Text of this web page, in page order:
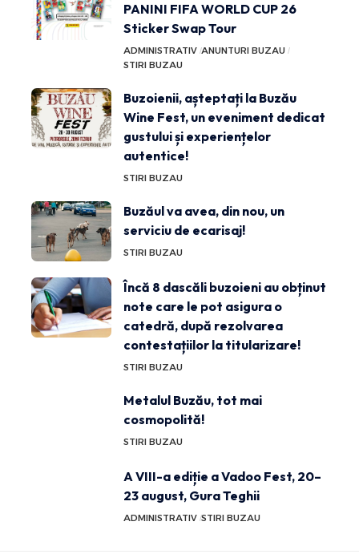
PANINI FIFA WORLD CUP 26
Sticker Swap Tour
ADMINISTRATIV ANUNTURI BUZAU
STIRI BUZAU
Buzoienii, așteptați la Buzău
Wine Fest, un eveniment dedicat
gustului și experiențelor
autentice!
STIRI BUZAU
Buzăul va avea, din nou, un
serviciu de ecarisaj!
STIRI BUZAU
Încă 8 dascăli buzoieni au obținut
note care le pot asigura o
catedră, după rezolvarea
contestațiilor la titularizare!
STIRI BUZAU
Metalul Buzău, tot mai
cosmopolită!
STIRI BUZAU
A VIII-a ediție a Vadoo Fest, 20–
23 august, Gura Teghii
ADMINISTRATIV STIRI BUZAU